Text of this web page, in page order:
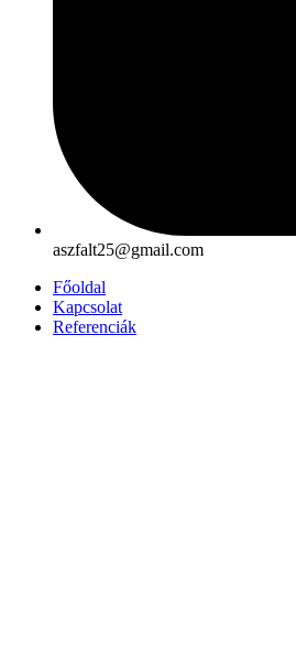
aszfalt25@gmail.com
Főoldal
Kapcsolat
Referenciák